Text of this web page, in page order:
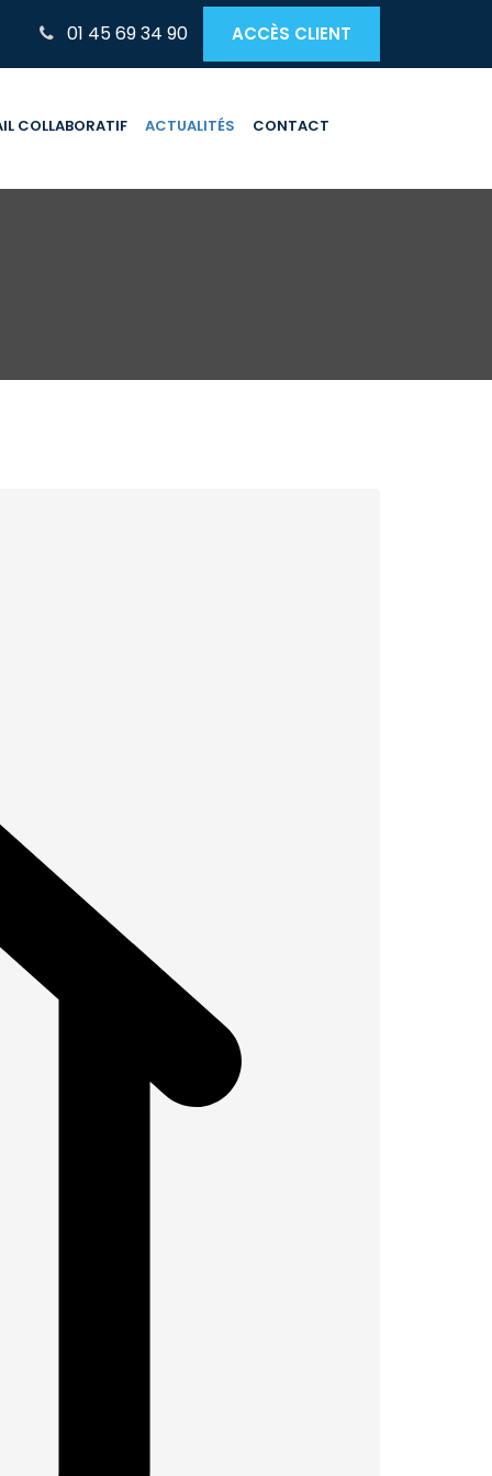
01 45 69 34 90 ACCÈS CLIENT
COLLABORATIF ACTUALITÉS CONTACT